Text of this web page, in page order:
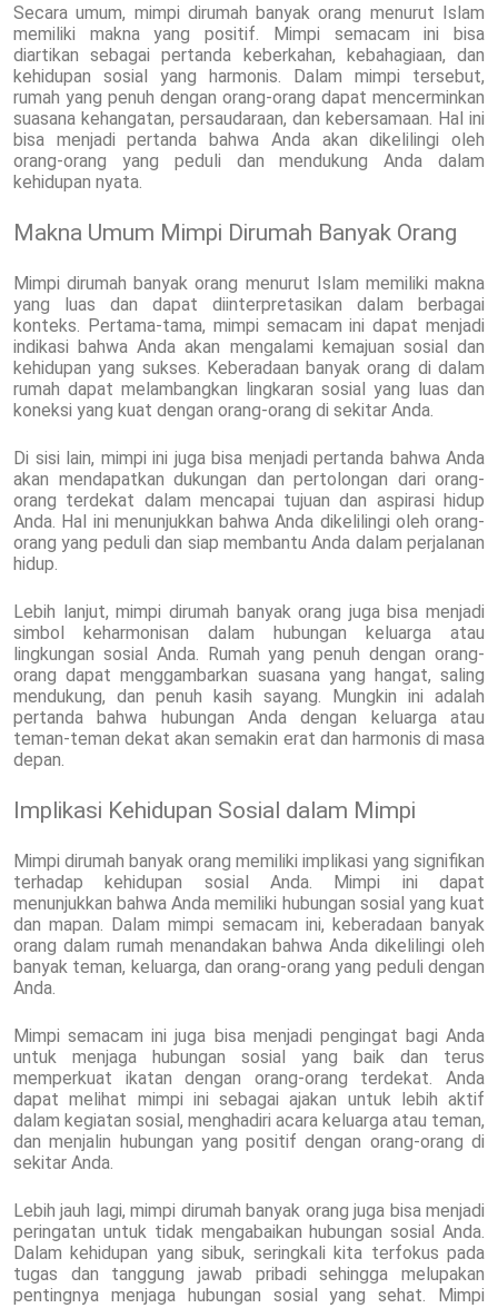
Secara umum, mimpi dirumah banyak orang menurut Islam
memiliki makna yang positif. Mimpi semacam ini bisa
diartikan sebagai pertanda keberkahan, kebahagiaan, dan
kehidupan sosial yang harmonis. Dalam mimpi tersebut,
rumah yang penuh dengan orang-orang dapat mencerminkan
suasana kehangatan, persaudaraan, dan kebersamaan. Hal ini
bisa menjadi pertanda bahwa Anda akan dikelilingi oleh
orang-orang yang peduli dan mendukung Anda dalam
kehidupan nyata.
Makna Umum Mimpi Dirumah Banyak Orang
Mimpi dirumah banyak orang menurut Islam memiliki makna
yang luas dan dapat diinterpretasikan dalam berbagai
konteks. Pertama-tama, mimpi semacam ini dapat menjadi
indikasi bahwa Anda akan mengalami kemajuan sosial dan
kehidupan yang sukses. Keberadaan banyak orang di dalam
rumah dapat melambangkan lingkaran sosial yang luas dan
koneksi yang kuat dengan orang-orang di sekitar Anda.
Di sisi lain, mimpi ini juga bisa menjadi pertanda bahwa Anda
akan mendapatkan dukungan dan pertolongan dari orang-
orang terdekat dalam mencapai tujuan dan aspirasi hidup
Anda. Hal ini menunjukkan bahwa Anda dikelilingi oleh orang-
orang yang peduli dan siap membantu Anda dalam perjalanan
hidup.
Lebih lanjut, mimpi dirumah banyak orang juga bisa menjadi
simbol keharmonisan dalam hubungan keluarga atau
lingkungan sosial Anda. Rumah yang penuh dengan orang-
orang dapat menggambarkan suasana yang hangat, saling
mendukung, dan penuh kasih sayang. Mungkin ini adalah
pertanda bahwa hubungan Anda dengan keluarga atau
teman-teman dekat akan semakin erat dan harmonis di masa
depan.
Implikasi Kehidupan Sosial dalam Mimpi
Mimpi dirumah banyak orang memiliki implikasi yang signifikan
terhadap kehidupan sosial Anda. Mimpi ini dapat
menunjukkan bahwa Anda memiliki hubungan sosial yang kuat
dan mapan. Dalam mimpi semacam ini, keberadaan banyak
orang dalam rumah menandakan bahwa Anda dikelilingi oleh
banyak teman, keluarga, dan orang-orang yang peduli dengan
Anda.
Mimpi semacam ini juga bisa menjadi pengingat bagi Anda
untuk menjaga hubungan sosial yang baik dan terus
memperkuat ikatan dengan orang-orang terdekat. Anda
dapat melihat mimpi ini sebagai ajakan untuk lebih aktif
dalam kegiatan sosial, menghadiri acara keluarga atau teman,
dan menjalin hubungan yang positif dengan orang-orang di
sekitar Anda.
Lebih jauh lagi, mimpi dirumah banyak orang juga bisa menjadi
peringatan untuk tidak mengabaikan hubungan sosial Anda.
Dalam kehidupan yang sibuk, seringkali kita terfokus pada
tugas dan tanggung jawab pribadi sehingga melupakan
pentingnya menjaga hubungan sosial yang sehat. Mimpi